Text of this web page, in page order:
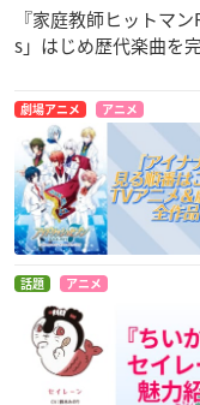
『家庭教師ヒットマ
s」はじめ歴代楽曲を
劇場アニメ アニメ
話題 アニメ